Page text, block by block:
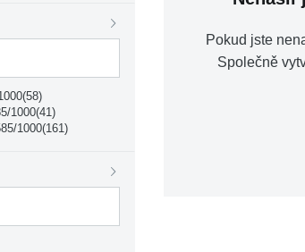
(58)
1000(41)
1000(161)
Pokud jste
Společně